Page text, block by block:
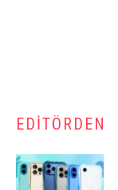
EDITÖRDEN